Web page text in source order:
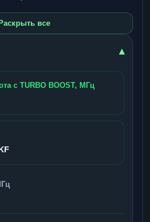
все
▾
с TURBO BOOST, МГц